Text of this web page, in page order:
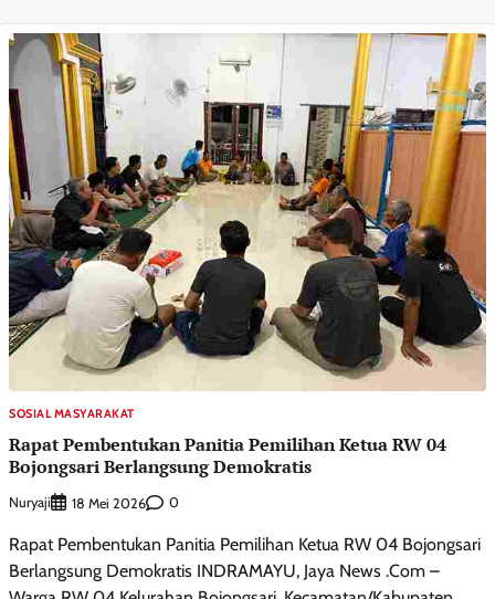
SOSIAL MASYARAKAT
Rapat Pembentukan Panitia Pemilihan Ketua RW 04
Bojongsari Berlangsung Demokratis
Nuryaji 18 Mei 2026 0
Rapat Pembentukan Panitia Pemilihan Ketua RW 04 Bojongsari
Berlangsung Demokratis INDRAMAYU, Jaya News .Com –